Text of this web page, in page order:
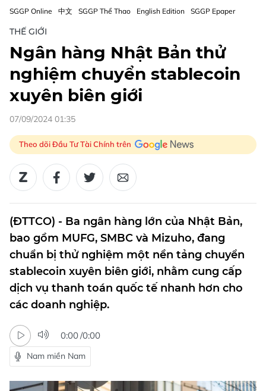
SGGP Online 中文 SGGP Thể Thao English Edition SGGP Epaper
THẾ GIỚI
Ngân hàng Nhật Bản thử
nghiệm chuyển stablecoin
xuyên biên giới
07/09/2024 01:35
Theo dõi Đầu Tư Tài Chính trên
(ĐTTCO) - Ba ngân hàng lớn của Nhật Bản,
bao gồm MUFG, SMBC và Mizuho, đang
chuẩn bị thử nghiệm một nền tảng chuyển
stablecoin xuyên biên giới, nhằm cung cấp
dịch vụ thanh toán quốc tế nhanh hơn cho
các doanh nghiệp.
0:00/0:00
Nam miền Nam